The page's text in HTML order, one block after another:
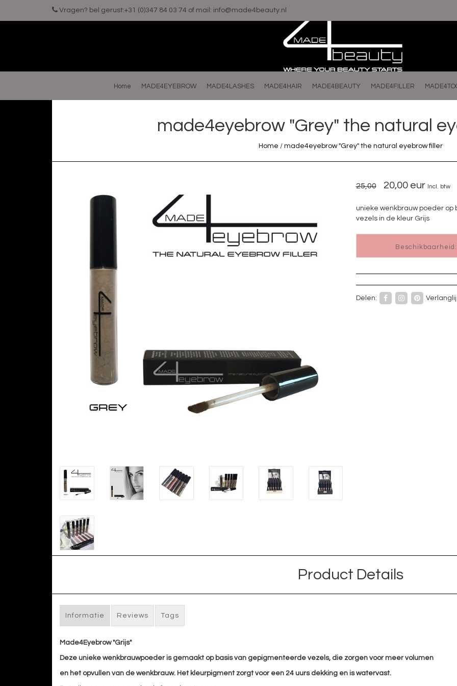
Vragen? bel gerust:+31 (0)347 84 03 74 of mail: info@made4beauty.nl
Home MADE4EYEBROW MADE4LASHES MADE4HAIR MADE4BEAUTY MADE4FILLER
made4eyebrow "Grey" the natural
Home / made4eyebrow "Grey" the natural eyebrow filler
25,00 20,00 eur Incl. btw
unieke wenkbrauw poeder
vezels in de kleur Grijs
Delen:
Product Details
Informatie Reviews Tags
Made4Eyebrow "Grijs"
Deze unieke wenkbrauwpoeder is gemaakt op basis van gepigmenteerde vezels, die zorgen voor meer volumen
en het opvullen van de wenkbrauw. Het kleurpigment zorgt voor een 24 uurs dekking en is watervast.